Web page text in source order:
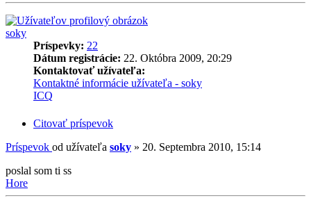
soky
Príspevky: 22
Dátum registrácie: 22. Októbra 2009, 20:29
Kontaktovať užívateľa:
Kontaktné informácie užívateľa - soky
ICQ
Citovať príspevok
Príspevok od užívateľa soky » 20. Septembra 2010, 15:14
poslal som ti ss
Hore